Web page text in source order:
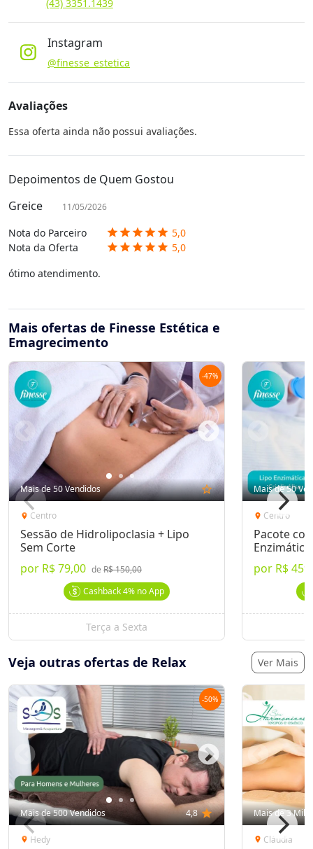
(43) 3351.1439
Instagram
@finesse_estetica
Avaliações
Essa oferta ainda não possui avaliações.
Depoimentos de Quem Gostou
Greice
11/05/2026
Nota do Parceiro star star star star star 5,0
Nota da Oferta
star star star star star 5,0
ótimo atendimento.
Mais ofertas de Finesse Estética e
Emagrecimento
-47%
Mais de 50 Vendidos star_outline
location_on Centro
Sessão de Hidrolipoclasia + Lipo
Sem Corte
por R$ 79,00 deR$ 150,00
Cashback4%no App
Terça a Sexta
Mais de 50
location_on Centro
Pacote
por R$
Veja outras ofertas de Relax Ver Mais
-50%
Mais de 500 Vendidos 4,8 star
location_on Hedy
Mais de 3 Mil
location_on Cláudia